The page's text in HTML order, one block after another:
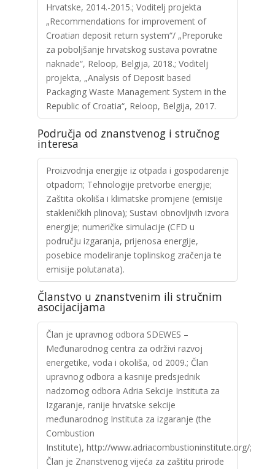
Hrvatske, 2014.-2015.; Voditelj projekta
„Recommendations for improvement of
Croatian deposit return system“/ „Preporuke
za poboljšanje hrvatskog sustava povratne
naknade“, Reloop, Belgija, 2018.; Voditelj
projekta, „Analysis of Deposit based
Packaging Waste Management System in the
Republic of Croatia“, Reloop, Belgija, 2017.
Područja od znanstvenog i stručnog
interesa
Proizvodnja energije iz otpada i gospodarenje
otpadom; Tehnologije pretvorbe energije;
Zaštita okoliša i klimatske promjene (emisije
stakleničkih plinova); Sustavi obnovljivih izvora
energije; numeričke simulacije (CFD u
području izgaranja, prijenosa energije,
posebice modeliranje toplinskog zračenja te
emisije polutanata).
Članstvo u znanstvenim ili stručnim
asocijacijama
Član je upravnog odbora SDEWES –
Međunarodnog centra za održivi razvoj
energetike, voda i okoliša, od 2009.; Član
upravnog odbora a kasnije predsjednik
nadzornog odbora Adria Sekcije Instituta za
Izgaranje, ranije hrvatske sekcije
međunarodnog Instituta za izgaranje (the
Combustion
Institute), http://www.adriacombustioninstitute.org/;
Član je Znanstvenog vijeća za zaštitu prirode